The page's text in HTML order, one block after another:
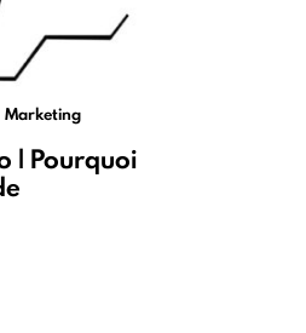
Marketing
| Pourquoi